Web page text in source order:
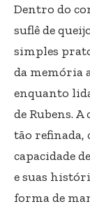
Dentro do
suflê de
simples
da memória
enquanto
de Rubens.
tão refinada,
capacidade
e suas
forma de